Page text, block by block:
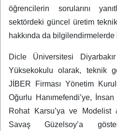
öğrencilerin sorularını
sektördeki güncel üretim
hakkında da bilgilendirmelerde
Dicle Üniversitesi
Yüksekokulu olarak, teknik
JİBER Firması Yönetim
Oğurlu Hanımefendi’ye,
Rohat Karsu’ya ve Modelist
Savaş Güzelsoy’a